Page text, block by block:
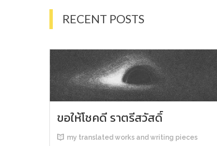
RECENT POSTS
ขอให้โชคดี ราตรีสวัสดิ์
my translated works and writing pieces